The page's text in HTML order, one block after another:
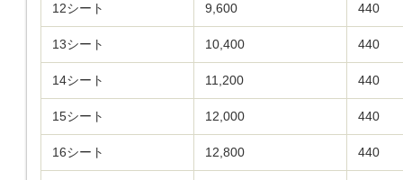
12シート 9,600 440
13シート 10,400 440
14シート 11,200 440
15シート 12,000 440
16シート 12,800 440